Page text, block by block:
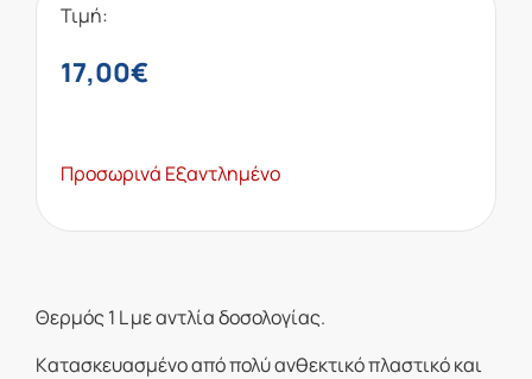
Τιμή:
17,00€
Προσωρινά Εξαντλημένο
Θερμός 1 L με αντλία δοσολογίας.
Kατασκευασμένο από πολύ ανθεκτικό πλαστικό και